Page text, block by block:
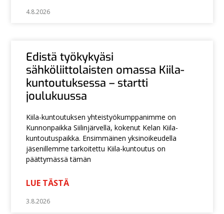
4.8.2026
Edistä työkykyäsi
sähköliittolaisten omassa Kiila-
kuntoutuksessa – startti
joulukuussa
Kiila-kuntoutuksen yhteistyökumppanimme on
Kunnonpaikka Siilinjärvellä, kokenut Kelan Kiila-
kuntoutuspaikka. Ensimmäinen yksinoikeudella
jäsenillemme tarkoitettu Kiila-kuntoutus on
päättymässä tämän
LUE TÄSTÄ
3.8.2026